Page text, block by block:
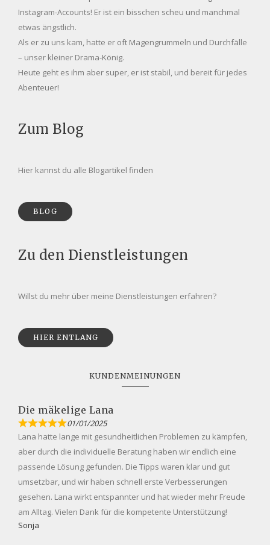
Instagram-Accounts! Er ist ein bisschen scheu und manchmal
etwas ängstlich.
Als er zu uns kam, hatte er oft Magengrummeln und Durchfälle
– unser kleiner Drama-König.
Heute geht es ihm aber super, er ist stabil, und bereit für jedes
Abenteuer!
Zum Blog
Hier kannst du alle Blogartikel finden
BLOG
Zu den Dienstleistungen
Willst du mehr über meine Dienstleistungen erfahren?
HIER ENTLANG
KUNDENMEINUNGEN
Die mäkelige Lana
01/01/2025
Lana hatte lange mit gesundheitlichen Problemen zu kämpfen,
aber durch die individuelle Beratung haben wir endlich eine
passende Lösung gefunden. Die Tipps waren klar und gut
umsetzbar, und wir haben schnell erste Verbesserungen
gesehen. Lana wirkt entspannter und hat wieder mehr Freude
am Alltag. Vielen Dank für die kompetente Unterstützung!
Sonja